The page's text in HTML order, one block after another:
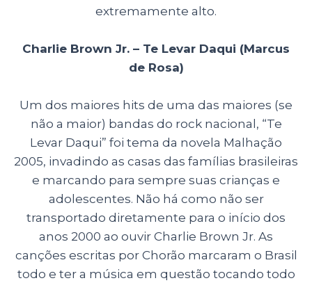
extremamente alto.
Charlie Brown Jr. – Te Levar Daqui (Marcus
de Rosa)
Um dos maiores hits de uma das maiores (se
não a maior) bandas do rock nacional, “Te
Levar Daqui” foi tema da novela Malhação
2005, invadindo as casas das famílias brasileiras
e marcando para sempre suas crianças e
adolescentes. Não há como não ser
transportado diretamente para o início dos
anos 2000 ao ouvir Charlie Brown Jr. As
canções escritas por Chorão marcaram o Brasil
todo e ter a música em questão tocando todo